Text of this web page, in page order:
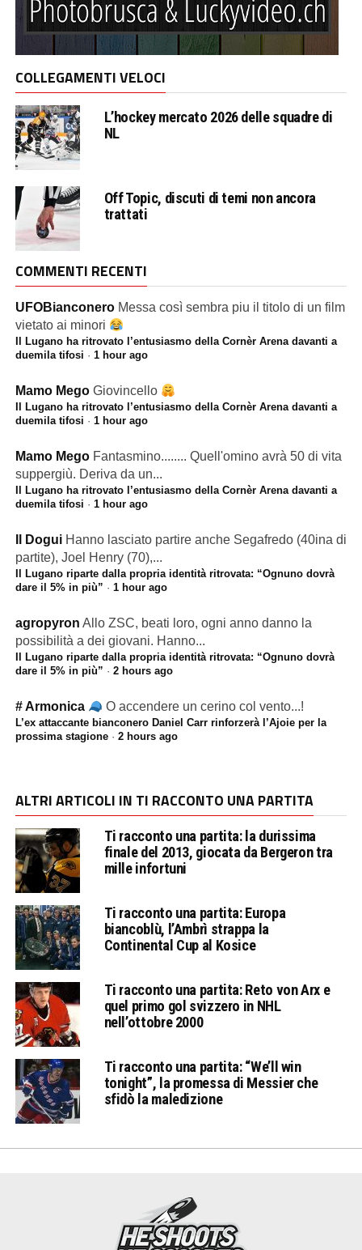
COLLEGAMENTI VELOCI
L’hockey mercato 2026 delle squadre di
NL
Off Topic, discuti di temi non ancora
trattati
COMMENTI RECENTI
UFOBianconero Messa così sembra piu il titolo di un film
vietato ai minori
Il Lugano ha ritrovato l’entusiasmo della Cornèr Arena davanti a
duemila tifosi · 1 hour ago
Mamo Mego Giovincello
Il Lugano ha ritrovato l’entusiasmo della Cornèr Arena davanti a
duemila tifosi · 1 hour ago
Mamo Mego Fantasmino........ Quell'omino avrà 50 di vita
suppergiù. Deriva da un...
Il Lugano ha ritrovato l’entusiasmo della Cornèr Arena davanti a
duemila tifosi · 1 hour ago
Il Dogui Hanno lasciato partire anche Segafredo (40ina di
partite), Joel Henry (70),...
Il Lugano riparte dalla propria identità ritrovata: “Ognuno dovrà
dare il 5% in più” · 1 hour ago
agropyron Allo ZSC, beati loro, ogni anno danno la
possibilità a dei giovani. Hanno...
Il Lugano riparte dalla propria identità ritrovata: “Ognuno dovrà
dare il 5% in più” · 2 hours ago
# Armonica O accendere un cerino col vento...!
L’ex attaccante bianconero Daniel Carr rinforzerà l’Ajoie per la
prossima stagione· 2 hours ago
ALTRI ARTICOLI IN TI RACCONTO UNA PARTITA
Ti racconto una partita: la durissima
finale del 2013, giocata da Bergeron tra
mille infortuni
Ti racconto una partita: Europa
biancoblù, l’Ambrì strappa la
Continental Cup al Kosice
Ti racconto una partita: Reto von Arx e
quel primo gol svizzero in NHL
nell’ottobre 2000
Ti racconto una partita: “We’ll win
tonight”, la promessa di Messier che
sfidò la maledizione